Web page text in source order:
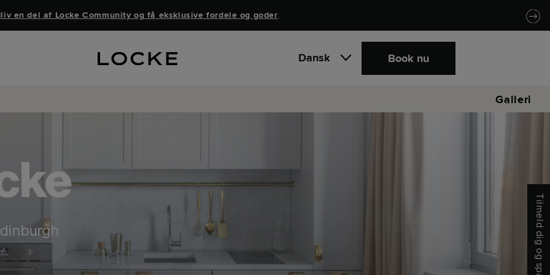
en del af Locke Community og få eksklusive fordele og goder.
Dansk Book nu
Galleri
Tilmeld dig og spar